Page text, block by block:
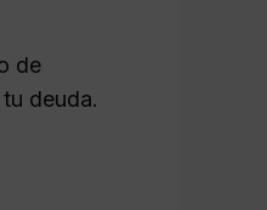
de
deuda.